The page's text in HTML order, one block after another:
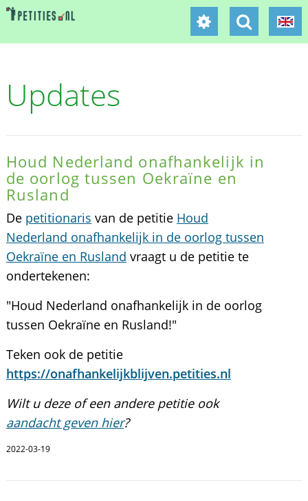
Updates
Houd Nederland onafhankelijk in
de oorlog tussen Oekraïne en
Rusland
De petitionaris van de petitie Houd
Nederland onafhankelijk in de oorlog tussen
Oekraïne en Rusland vraagt u de petitie te
ondertekenen:
"Houd Nederland onafhankelijk in de oorlog
tussen Oekraïne en Rusland!"
Teken ook de petitie
https://onafhankelijkblijven.petities.nl
Wilt u deze of een andere petitie ook
aandacht geven hier?
2022-03-19